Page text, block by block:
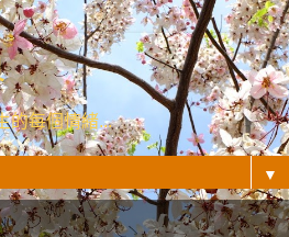
的每個情緒...
▼